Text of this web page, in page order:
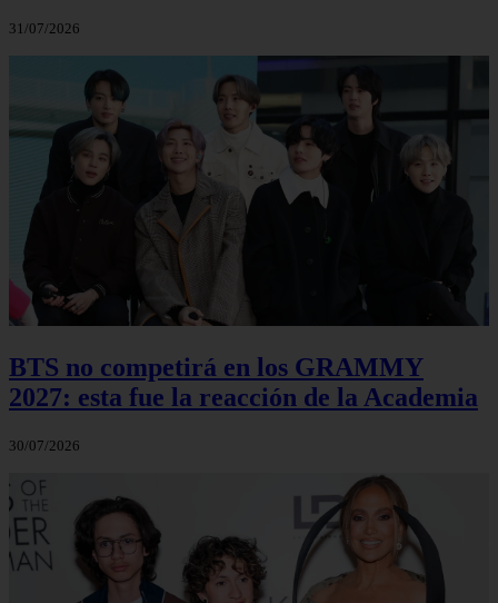
31/07/2026
BTS no competirá en los GRAMMY
2027: esta fue la reacción de la Academia
30/07/2026